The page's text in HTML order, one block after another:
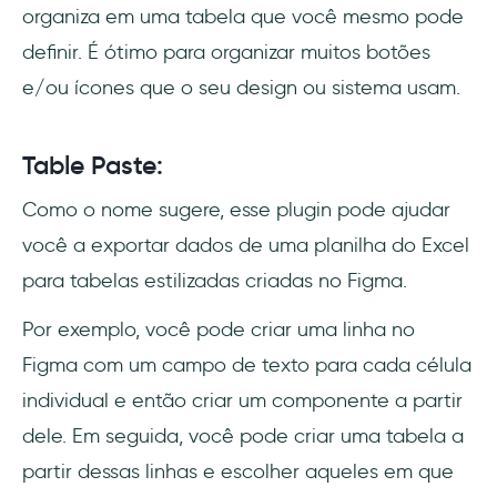
organiza em uma tabela que você mesmo pode
definir. É ótimo para organizar muitos botões
e/ou ícones que o seu design ou sistema usam.
Table Paste:
Como o nome sugere, esse plugin pode ajudar
você a exportar dados de uma planilha do Excel
para tabelas estilizadas criadas no Figma.
Por exemplo, você pode criar uma linha no
Figma com um campo de texto para cada célula
individual e então criar um componente a partir
dele. Em seguida, você pode criar uma tabela a
partir dessas linhas e escolher aqueles em que